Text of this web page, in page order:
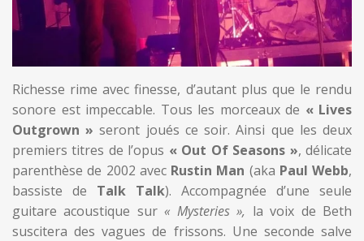
Richesse rime avec finesse, d’autant plus que le rendu
sonore est impeccable. Tous les morceaux de « Lives
Outgrown » seront joués ce soir. Ainsi que les deux
premiers titres de l’opus « Out Of Seasons », délicate
parenthèse de 2002 avec Rustin Man (aka Paul Webb,
bassiste de Talk Talk). Accompagnée d’une seule
guitare acoustique sur« Mysteries », la voix de Beth
suscitera des vagues de frissons. Une seconde salve